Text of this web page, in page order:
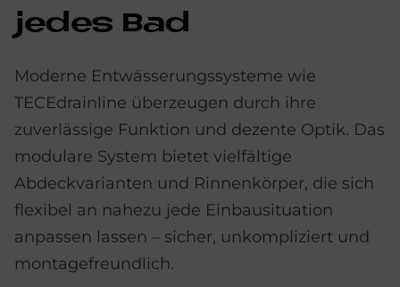
je­des Bad
Moderne Entwässerungssysteme wie
TECEdrainline überzeugen durch ihre
zuverlässige Funktion und dezente Optik. Das
modulare System bietet vielfältige
Abdeckvarianten und Rinnenkörper, die sich
flexibel an nahezu jede Einbausituation
anpassen lassen – sicher, unkompliziert und
montagefreundlich.